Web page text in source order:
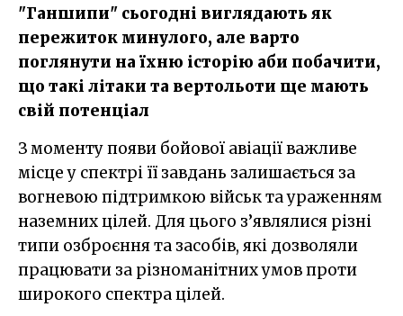
"Ганшипи" сьогодні виглядають як
пережиток минулого, але варто
поглянути на їхню історію аби побачити,
що такі літаки та вертольоти ще мають
свій потенціал
З моменту появи бойової авіації важливе
місце у спектрі її завдань залишається за
вогневою підтримкою військ та ураженням
наземних цілей. Для цього з’являлися різні
типи озброєння та засобів, які дозволяли
працювати за різноманітних умов проти
широкого спектра цілей.